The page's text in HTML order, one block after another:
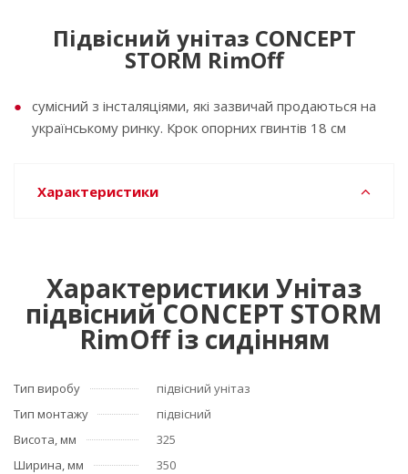
Підвісний унітаз CONCEPT
STORM RimOff
сумісний з інсталяціями, які зазвичай продаються на
українському ринку. Крок опорних гвинтів 18 см
Характеристики
Характеристики Унітаз
підвісний CONCEPT STORM
RimOff із сидінням
Тип виробу
підвісний унітаз
Тип монтажу
підвісний
Висота, мм
325
Ширина, мм
350